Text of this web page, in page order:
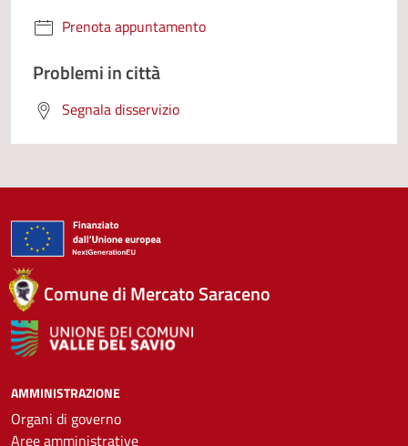
Prenota appuntamento
Problemi in città
Segnala disservizio
Comune di Mercato Saraceno
AMMINISTRAZIONE
Organi di governo
Aree amministrative